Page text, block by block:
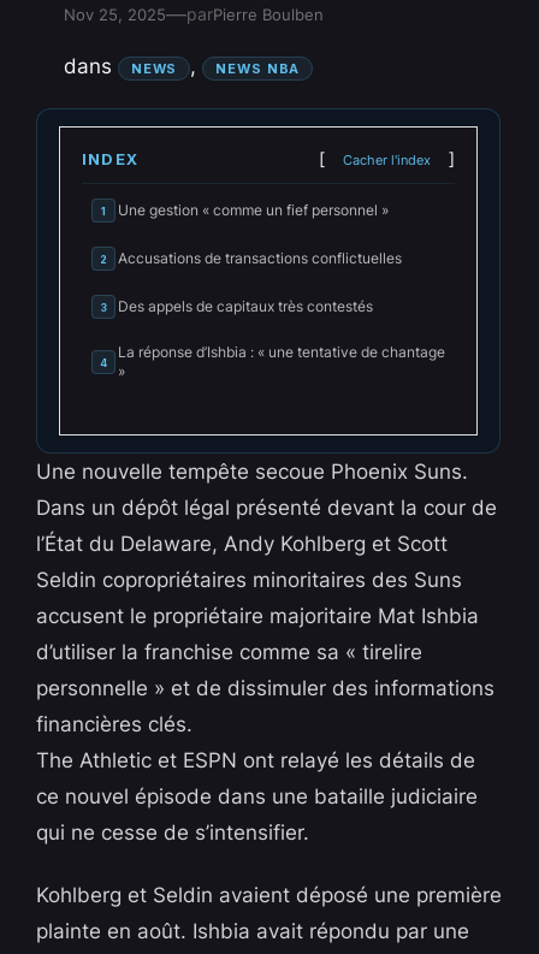
Nov 25, 2025—parPierre Boulben
dans NEWS , NEWS NBA
INDEX Cacher l'index
1 Une gestion « comme un fief personnel »
2 Accusations de transactions conflictuelles
3 Des appels de capitaux très contestés
4
La réponse d’Ishbia : « une tentative de chantage
»
Une nouvelle tempête secoue Phoenix Suns.
Dans un dépôt légal présenté devant la cour de
l’État du Delaware, Andy Kohlberg et Scott
Seldin copropriétaires minoritaires des Suns
accusent le propriétaire majoritaire Mat Ishbia
d’utiliser la franchise comme sa « tirelire
personnelle » et de dissimuler des informations
financières clés.
The Athletic et ESPN ont relayé les détails de
ce nouvel épisode dans une bataille judiciaire
qui ne cesse de s’intensifier.
Kohlberg et Seldin avaient déposé une première
plainte en août. Ishbia avait répondu par une